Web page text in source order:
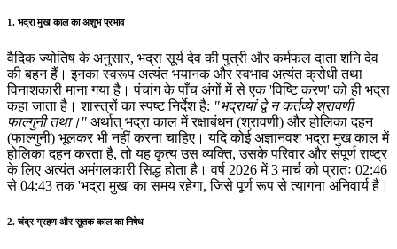
1. भद्रा मुख काल का अशुभ प्रभाव
वैदिक ज्योतिष के अनुसार, भद्रा सूर्य देव की पुत्री और कर्मफल दाता शनि देव
की बहन हैं। इनका स्वरूप अत्यंत भयानक और स्वभाव अत्यंत क्रोधी तथा
विनाशकारी माना गया है। पंचांग के पाँच अंगों में से एक 'विष्टि करण' को ही भद्रा
कहा जाता है। शास्त्रों का स्पष्ट निर्देश है: "भद्रायां द्वे न कर्तव्ये श्रावणी
फाल्गुनी तथा।" अर्थात् भद्रा काल में रक्षाबंधन (श्रावणी) और होलिका दहन
(फाल्गुनी) भूलकर भी नहीं करना चाहिए। यदि कोई अज्ञानवश भद्रा मुख काल में
होलिका दहन करता है, तो यह कृत्य उस व्यक्ति, उसके परिवार और संपूर्ण राष्ट्र
के लिए अत्यंत अमंगलकारी सिद्ध होता है। वर्ष 2026 में 3 मार्च को प्रातः 02:46
से 04:43 तक 'भद्रा मुख' का समय रहेगा, जिसे पूर्ण रूप से त्यागना अनिवार्य है।
2. चंद्र ग्रहण और सूतक काल का निषेध